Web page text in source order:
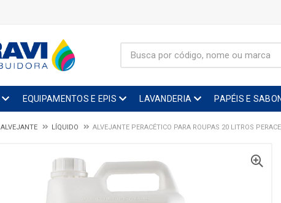
EQUIPAMENTOS E EPIS LAVANDERIA PAPÉIS E
ALVEJANTE LÍQUIDO ALVEJANTE PERACÉTICO PARA ROUPAS 20 LITROS